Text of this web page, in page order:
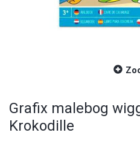
Grafix malebog
Krokodille